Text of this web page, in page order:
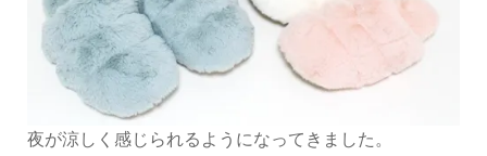
夜が涼しく感じられるようになってきました。